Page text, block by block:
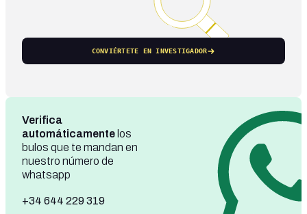
CONVIÉRTETE EN INVESTIGADOR
Verifica
automáticamente los
bulos que te mandan en
nuestro número de
whatsapp
+34 644 229 319